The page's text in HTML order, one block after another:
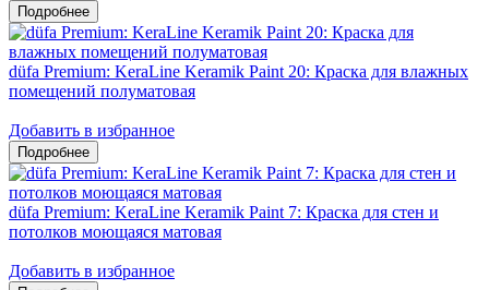
düfa Premium: KeraLine Keramik Paint 20: Краска для влажных
помещений полуматовая
Добавить в избранное
düfa Premium: KeraLine Keramik Paint 7: Краска для стен и
потолков моющаяся матовая
Добавить в избранное